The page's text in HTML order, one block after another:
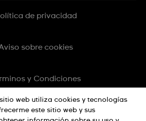
de privacidad
sobre cookies
y Condiciones
web utiliza cookies y tecnologías
este sitio web y sus